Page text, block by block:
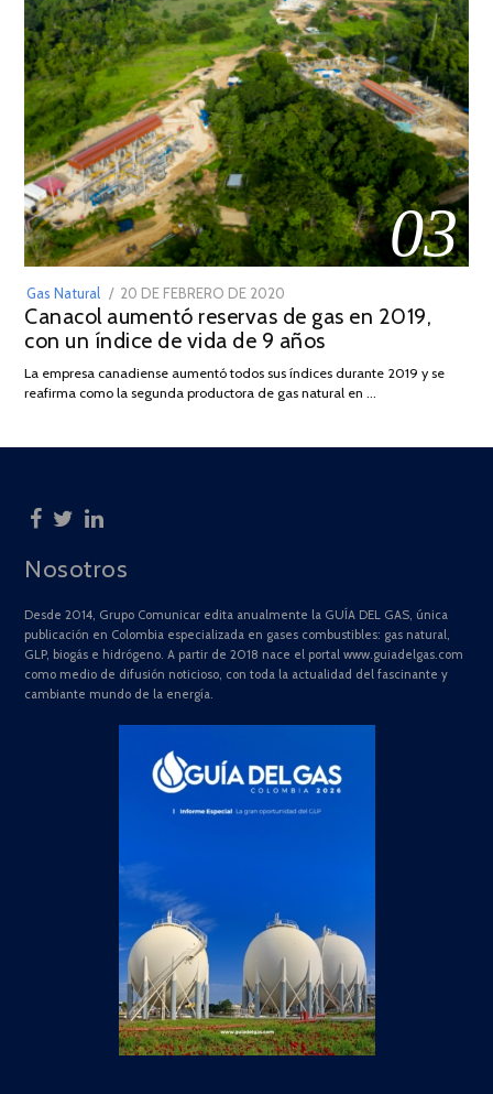
03
Gas Natural
POSTED
ON
20 DE FEBRERO DE 2020
DE
JULIO
2025
Canacol aumentó reservas de gas en 2019,
con un índice de vida de 9 años
La empresa canadiense aumentó todos sus índices durante 2019 y se
reafirma como la segunda productora de gas natural en …
Nosotros
Desde 2014, Grupo Comunicar edita anualmente la GUÍA DEL GAS, única
publicación en Colombia especializada en gases combustibles: gas natural,
GLP, biogás e hidrógeno. A partir de 2018 nace el portal www.guiadelgas.com
como medio de difusión noticioso, con toda la actualidad del fascinante y
cambiante mundo de la energía.